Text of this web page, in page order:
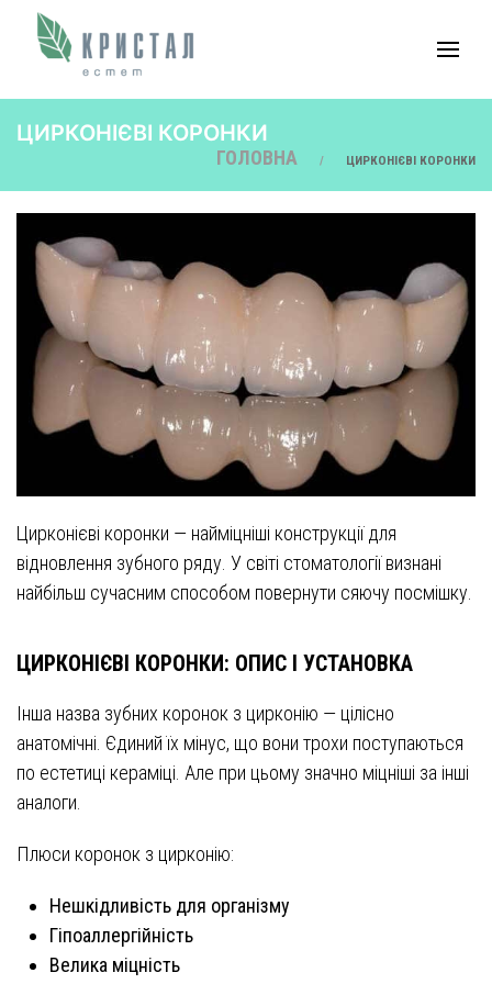
ЦИРКОНІЄВІ КОРОНКИ
ГОЛОВНА ЦИРКОНІЄВІ КОРОНКИ
Цирконієві коронки — найміцніші конструкції для
відновлення зубного ряду. У світі стоматології визнані
найбільш сучасним способом повернути сяючу посмішку.
ЦИРКОНІЄВІ КОРОНКИ: ОПИС І УСТАНОВКА
Інша назва зубних коронок з цирконію — цілісно
анатомічні. Єдиний їх мінус, що вони трохи поступаються
по естетиці кераміці. Але при цьому значно міцніші за інші
аналоги.
Плюси коронок з цирконію:
Нешкідливість для організму
Гіпоаллергійність
Велика міцність